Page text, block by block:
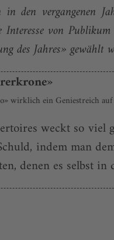
den vergangenen
Interesse von
des Jahres» gewählt
wirklich ein Geniestreich auf
weckt so
indem man
denen es selbst